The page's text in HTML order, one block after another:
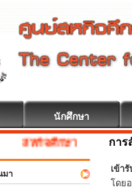
นักศึกษา
สหกิจศึกษา ยินดีต้อนรับ
มา
การ
เข้า
โดย